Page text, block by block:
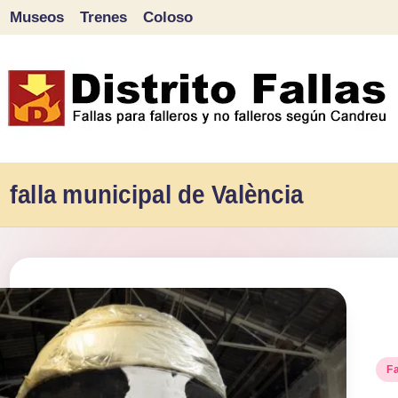
contenido
Museos Trenes Coloso
falla municipal de València